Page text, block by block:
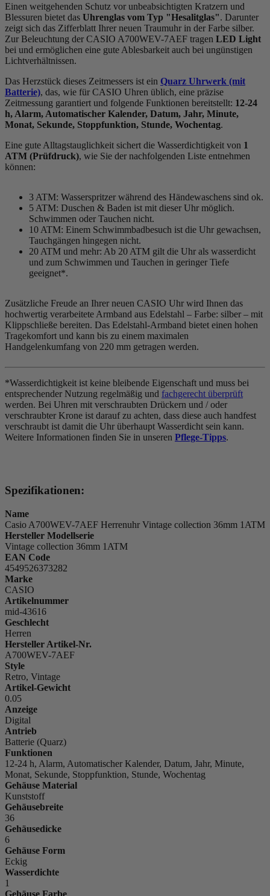
Einen weitgehenden Schutz vor unbeabsichtigten Kratzern und
Blessuren bietet das Uhrenglas vom Typ "Hesalitglas". Darunter
zeigt sich das Zifferblatt Ihrer neuen Traumuhr in der Farbe silber.
Zur Beleuchtung der CASIO A700WEV-7AEF tragen LED Light
bei und ermöglichen eine gute Ablesbarkeit auch bei ungünstigen
Lichtverhältnissen.
Das Herzstück dieses Zeitmessers ist ein Quarz Uhrwerk (mit
Batterie), das, wie für CASIO Uhren üblich, eine präzise
Zeitmessung garantiert und folgende Funktionen bereitstellt: 12-24
h, Alarm, Automatischer Kalender, Datum, Jahr, Minute,
Monat, Sekunde, Stoppfunktion, Stunde, Wochentag.
Eine gute Alltagstauglichkeit sichert die Wasserdichtigkeit von 1
ATM (Prüfdruck), wie Sie der nachfolgenden Liste entnehmen
können:
3 ATM: Wasserspritzer während des Händewaschens sind ok.
5 ATM: Duschen & Baden ist mit dieser Uhr möglich.
Schwimmen oder Tauchen nicht.
10 ATM: Einem Schwimmbadbesuch ist die Uhr gewachsen,
Tauchgängen hingegen nicht.
20 ATM und mehr: Ab 20 ATM gilt die Uhr als wasserdicht
und zum Schwimmen und Tauchen in geringer Tiefe
geeignet*.
Zusätzliche Freude an Ihrer neuen CASIO Uhr wird Ihnen das
hochwertig verarbeitete Armband aus Edelstahl – Farbe: silber – mit
Klippschließe bereiten. Das Edelstahl-Armband bietet einen hohen
Tragekomfort und kann bis zu einem maximalen
Handgelenkumfang von 220 mm getragen werden.
*Wasserdichtigkeit ist keine bleibende Eigenschaft und muss bei
entsprechender Nutzung regelmäßig und fachgerecht überprüft
werden. Bei Uhren mit verschraubten Drückern und / oder
verschraubter Krone ist darauf zu achten, dass diese auch handfest
verschraubt ist damit die Uhr überhaupt Wasserdicht sein kann.
Weitere Informationen finden Sie in unseren Pflege-Tipps.
Spezifikationen:
Name
Casio A700WEV-7AEF Herrenuhr Vintage collection 36mm 1ATM
Hersteller Modellserie
Vintage collection 36mm 1ATM
EAN Code
4549526373282
Marke
CASIO
Artikelnummer
mid-43616
Geschlecht
Herren
Hersteller Artikel-Nr.
A700WEV-7AEF
Style
Retro, Vintage
Artikel-Gewicht
0.05
Anzeige
Digital
Antrieb
Batterie (Quarz)
Funktionen
12-24 h, Alarm, Automatischer Kalender, Datum, Jahr, Minute,
Monat, Sekunde, Stoppfunktion, Stunde, Wochentag
Gehäuse Material
Kunststoff
Gehäusebreite
36
Gehäusedicke
6
Gehäuse Form
Eckig
Wasserdichte
1